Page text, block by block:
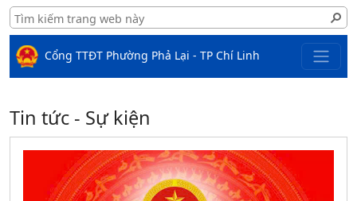
Cổng TTĐT Phường Phả Lại - TP Chí Linh
Tin tức - Sự kiện